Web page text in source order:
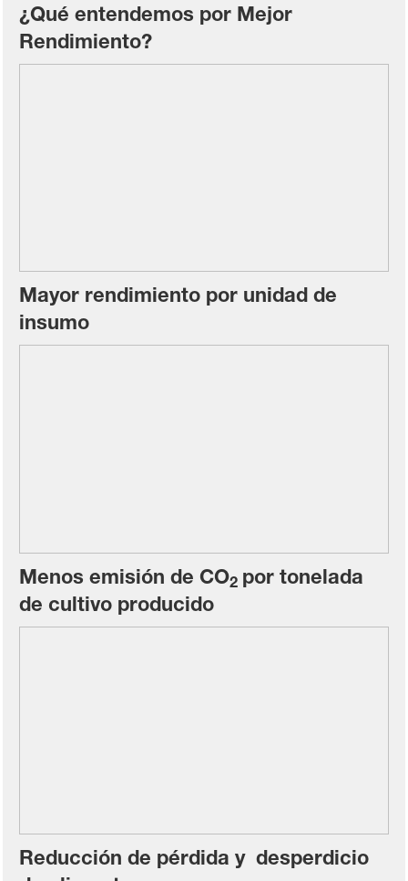
¿Qué entendemos por Mejor
Rendimiento?
Mayor rendimiento por unidad de
insumo
Menos emisión de CO2 por tonelada
de cultivo producido
Reducción de pérdida y desperdicio